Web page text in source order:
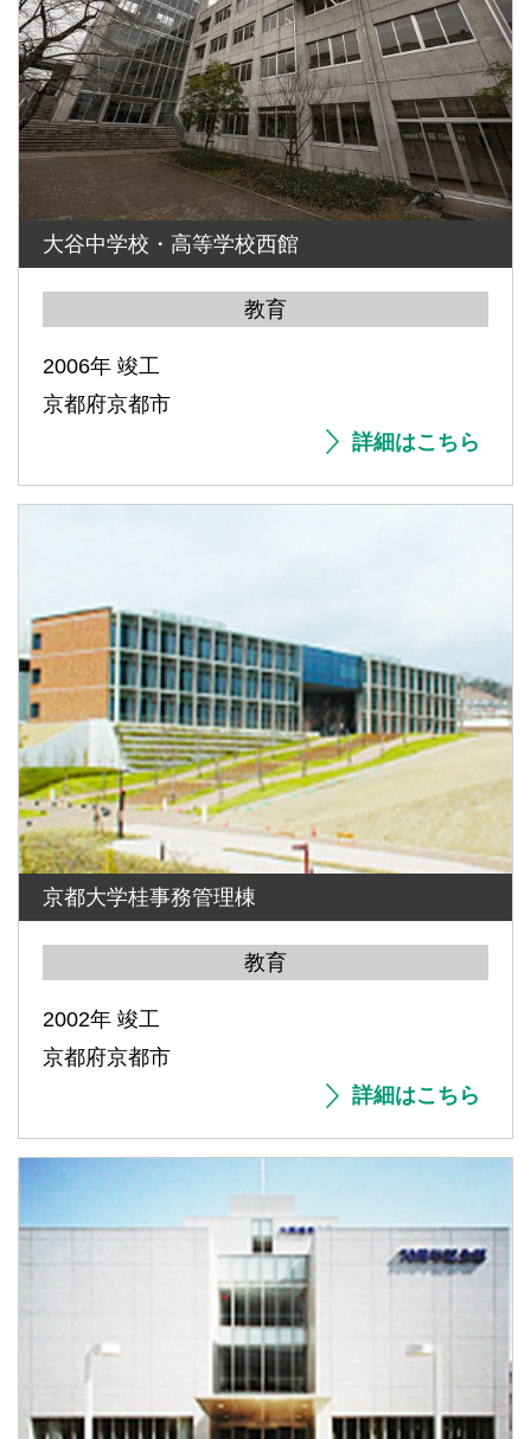
大谷中学校・高等学校西館
教育
2006年 竣工
京都府京都市
詳細はこちら
京都大学桂事務管理棟
教育
2002年 竣工
京都府京都市
詳細はこちら